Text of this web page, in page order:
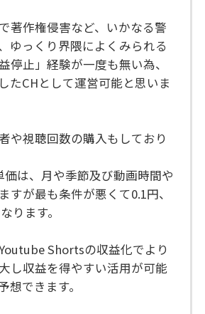
著作権侵害など、いかなる警
ゆっくり界隈によくみられる
停止」経験が一度も無い為、
たCHとして運営可能と思いま
や視聴回数の購入もしており
価は、月や季節及び動画時間や
すが最も条件が悪くて0.1円、
ります。
Shortsの収益化でより
し収益を得やすい活用が可能
想できます。